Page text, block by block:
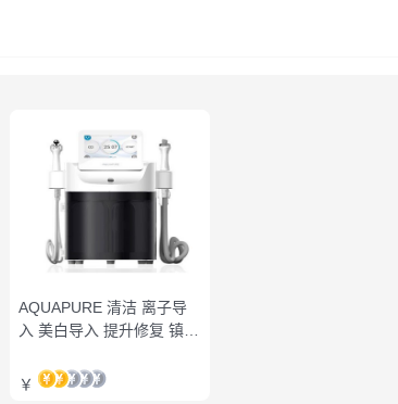
AQUAPURE 清洁 离子导
入 美白导入 提升修复 镇定
￥